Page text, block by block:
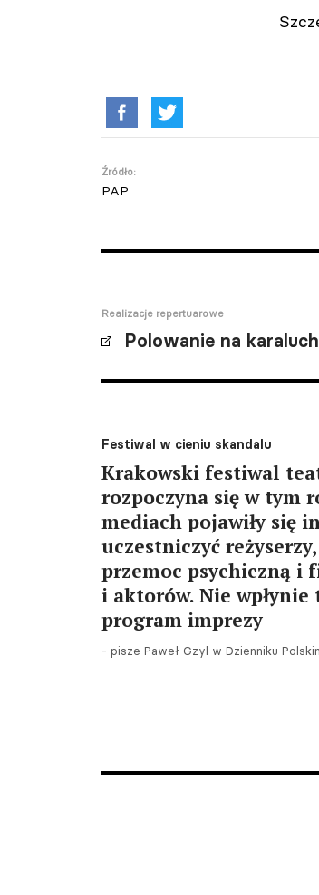
Źródło:
PAP
Realizacje repertuarowe
Polowanie na
Festiwal w cieniu skandalu
Krakowski festiwal
rozpoczyna się w tym
mediach pojawiły się
uczestniczyć
przemoc psychiczną i
i aktorów. Nie
program imprezy
- pisze Paweł Gzyl w Dzienniku